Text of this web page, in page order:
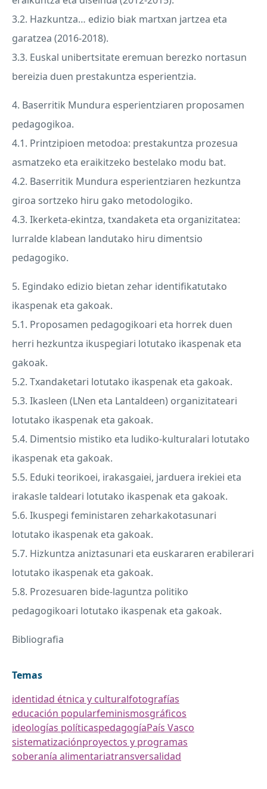
3.2. Hazkuntza… edizio biak martxan jartzea eta
garatzea (2016-2018).
3.3. Euskal unibertsitate eremuan berezko nortasun
bereizia duen prestakuntza esperientzia.
4. Baserritik Mundura esperientziaren proposamen
pedagogikoa.
4.1. Printzipioen metodoa: prestakuntza prozesua
asmatzeko eta eraikitzeko bestelako modu bat.
4.2. Baserritik Mundura esperientziaren hezkuntza
giroa sortzeko hiru gako metodologiko.
4.3. Ikerketa-ekintza, txandaketa eta organizitatea:
lurralde klabean landutako hiru dimentsio
pedagogiko.
5. Egindako edizio bietan zehar identifikatutako
ikaspenak eta gakoak.
5.1. Proposamen pedagogikoari eta horrek duen
herri hezkuntza ikuspegiari lotutako ikaspenak eta
gakoak.
5.2. Txandaketari lotutako ikaspenak eta gakoak.
5.3. Ikasleen (LNen eta Lantaldeen) organizitateari
lotutako ikaspenak eta gakoak.
5.4. Dimentsio mistiko eta ludiko-kulturalari lotutako
ikaspenak eta gakoak.
5.5. Eduki teorikoei, irakasgaiei, jarduera irekiei eta
irakasle taldeari lotutako ikaspenak eta gakoak.
5.6. Ikuspegi feministaren zeharkakotasunari
lotutako ikaspenak eta gakoak.
5.7. Hizkuntza aniztasunari eta euskararen erabilerari
lotutako ikaspenak eta gakoak.
5.8. Prozesuaren bide-laguntza politiko
pedagogikoari lotutako ikaspenak eta gakoak.
Bibliografia
Temas
identidad étnica y culturalfotografías
educación popularfeminismosgráficos
ideologías políticaspedagogíaPaís Vasco
sistematizaciónproyectos y programas
soberanía alimentariatransversalidad